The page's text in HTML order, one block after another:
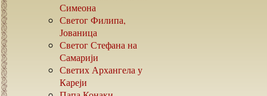
Симеона
Светог Филипа,
Јованица
Светог Стефана на
Самарији
Светих Архангела у
Кареји